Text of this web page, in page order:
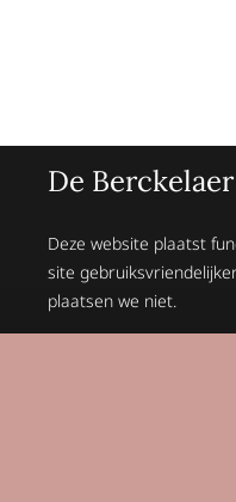
De
Deze website plaatst
site
plaatsen we niet.